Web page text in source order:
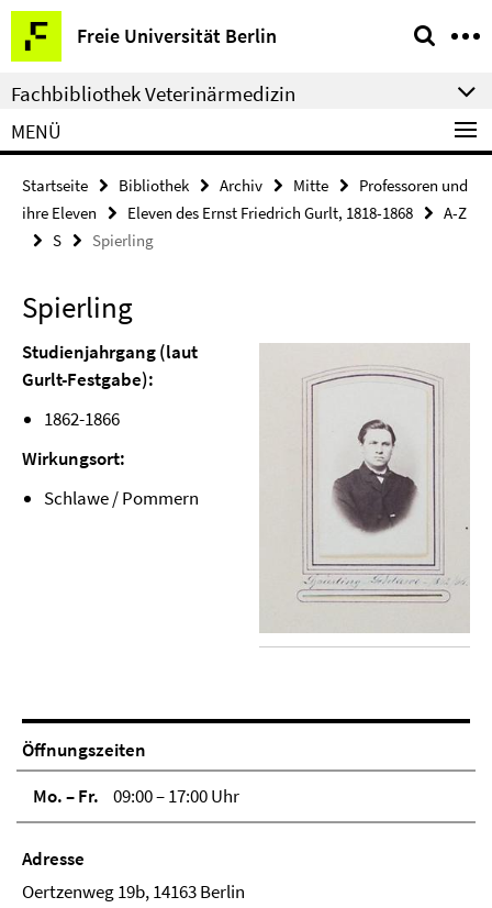
Springe
direkt
zu
Inhalt
Freie Universität Berlin
Service-
Navigation
Fachbibliothek Veterinärmedizin
MENÜ
Startseite Bibliothek Archiv Mitte
Professoren und
ihre Eleven
Eleven des Ernst Friedrich Gurlt, 1818-1868
A-Z
S
Spierling
Spierling
Studienjahrgang (laut
Gurlt-Festgabe):
1862-1866
Wirkungsort:
Schlawe / Pommern
Öffnungszeiten
Mo. – Fr.
09:00 – 17:00 Uhr
Adresse
Oertzenweg 19b, 14163 Berlin